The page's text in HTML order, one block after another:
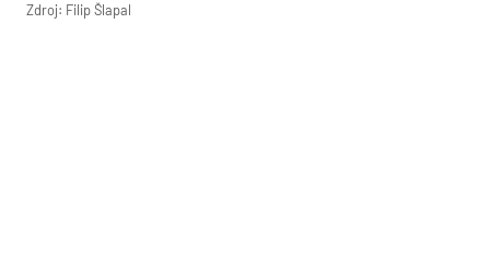
Zdroj: Filip Šlapal